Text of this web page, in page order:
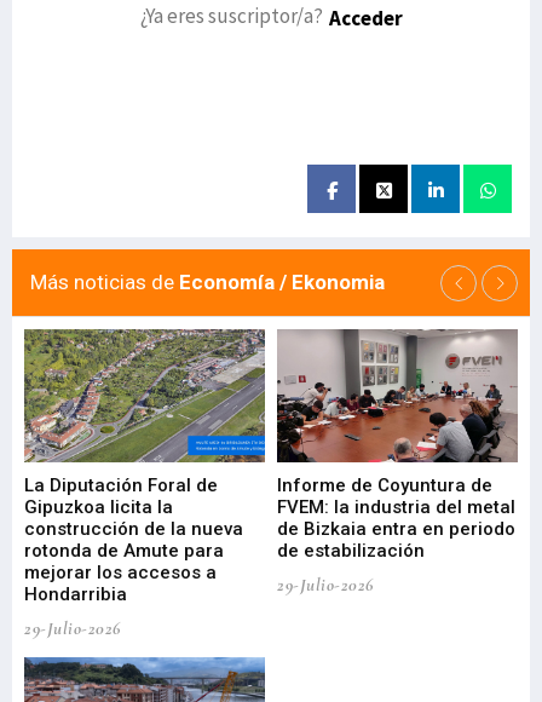
¿Ya eres suscriptor/a? Acceder
Más noticias de Economía / Ekonomia
La Diputación Foral de
Gipuzkoa licita la
construcción de la nueva
rotonda de Amute para
mejorar los accesos a
Hondarribia
29-Julio-2026
Informe de Coyuntura de
FVEM: la industria del metal
de Bizkaia entra en periodo
de estabilización
29-Julio-2026